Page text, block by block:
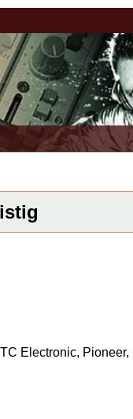
Electronic,